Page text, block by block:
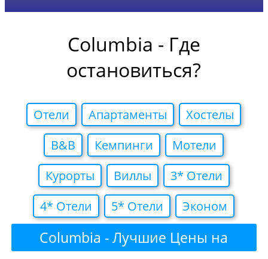
Columbia - Где
остановиться?
Отели Апартаменты
Хостелы
B&B
Кемпинги
Мотели
Курорты
Виллы
3* Отели
4* Отели
5* Отели Эконом
Columbia - Лучшие Цены на